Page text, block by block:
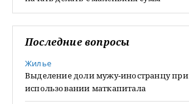
Последние вопросы
Жилье
Выделение доли мужу-иностранцу при
использовании маткапитала